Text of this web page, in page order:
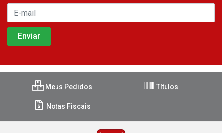
Meus Pedidos Títulos
Notas Fiscais